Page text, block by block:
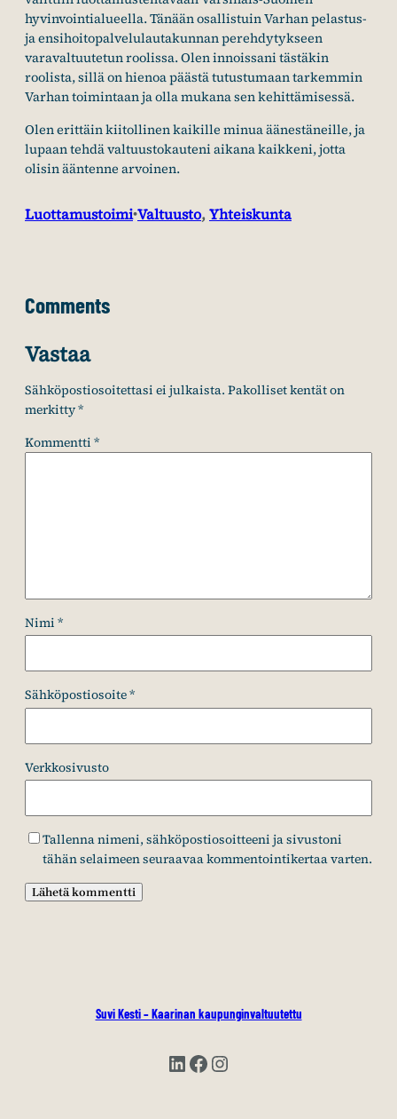
hyvinvointialueella. Tänään osallistuin Varhan pelastus-
ja ensihoitopalvelulautakunnan perehdytykseen
varavaltuutetun roolissa. Olen innoissani tästäkin
roolista, sillä on hienoa päästä tutustumaan tarkemmin
Varhan toimintaan ja olla mukana sen kehittämisessä.
Olen erittäin kiitollinen kaikille minua äänestäneille, ja
lupaan tehdä valtuustokauteni aikana kaikkeni, jotta
olisin ääntenne arvoinen.
Luottamustoimi•Valtuusto, Yhteiskunta
Comments
Vastaa
Sähköpostiosoitettasi ei julkaista. Pakolliset kentät on
merkitty*
Kommentti *
Nimi *
Sähköpostiosoite*
Verkkosivusto
Tallenna nimeni, sähköpostiosoitteeni ja sivustoni
tähän selaimeen seuraavaa kommentointikertaa varten.
Suvi Kesti – Kaarinan kaupunginvaltuutettu
LinkedIn Facebook Instagram